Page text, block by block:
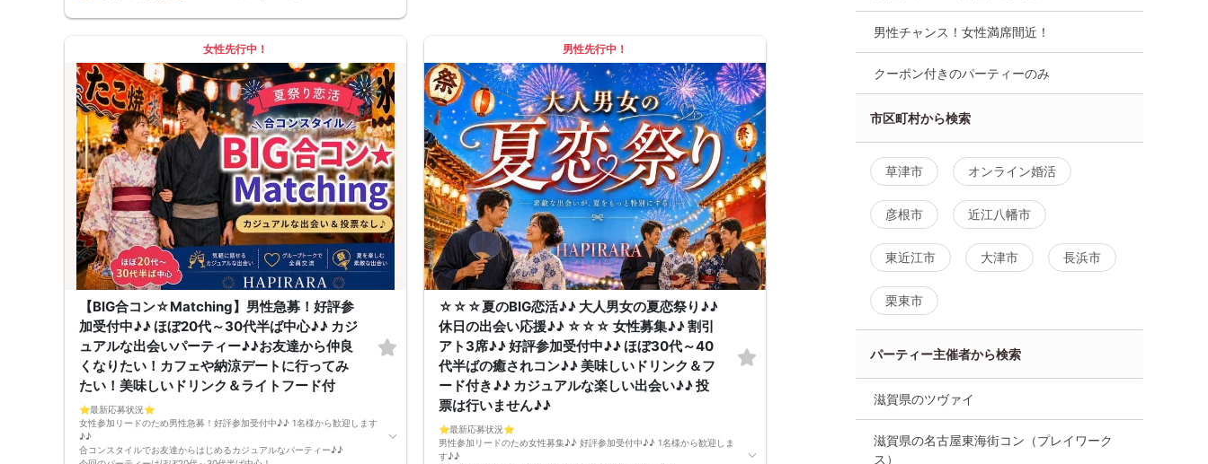
魅力♪♪
「まずはお友達から仲良くなりたい♪」
「気になる人とカフェや納涼デートに行ってみたい♪」
そんな想いにぴったりの コンパ風のライトな恋活イベント です。
どこか懐かしい空気感の中で皆さんでおしゃべりする時間は、きっと笑顔
があふれるはず♪♪
そろそろ・・・前向きなご縁を見つけるきっかけを♡
～開催形式について～
ゆったり着席スタイル♪♪
美味しいドリンクをサービス♡（ソフトドリンク・ノンアルカクテル・カ
クテル・ビール等♪♪）
連絡先交換自由♪♪ 次に繋がりやすい♪♪
【お支払い方法】
当日現金払い♪
楽々♪クレジット払い♪
＜申込画面でいずれかを選択ください＞
※お申し込み後、即時でお客様のお席を確保しています♪
規定のキャンセルポリシーが適用されます。ご確認の上、お申込み願いま
す。
男女調整・お席の確保等を行っております運営都合上、ご理解をお願いし
ます。
【会場での受付】
10分前より受付♪
【ご参加規約】
開催中のマスク着用は任意とさせていただきます。
ドリンクメニュー・フード類については店舗により若干変更する場合があ
ります。
お申込み願います。
お席の確保等を行っております運営都合上、ご理解をお願いします。
最少催行人数2対2～
ただし当日欠席による人数減少は不可抗力のため返金は行いません。
・当日、現金払いOK！
・事前にクレジットカード払いもOK（申込時に選択可能）
📌【参加にあたってのご案内】
・お申込み完了後、お席を確保いたします
・キャンセルには所定のポリシーが適用されますのでご確認ください
・マスク着用は任意です（気になる方はご自身の判断で着用可能）
💘＼人気イベントのためお早めに！／
「街コンって緊張するかも…」という方も安心。
気軽に参加できて、楽しく出会える週末のひとときを一緒に過ごしません
か？
恋のきっかけは、ここから！
あなたのご参加、お待ちしております✨
女性先行中！
【BIG合コン☆Matching】男性急募！好評参
加受付中♪♪ ほぼ20代～30代半ば中心♪♪ カジ
ュアルな出会いパーティー♪♪お友達から仲良
くなりたい！カフェや納涼デートに行ってみ
たい！美味しいドリンク＆ライトフード付
⭐️最新応募状況⭐️
女性参加リードのため男性急募！好評参加受付中♪♪ 1名様から歓迎します
♪♪
合コンスタイルでお友達からはじめるカジュアルなパーティー♪♪
男性先行中！
☆☆☆夏のBIG恋活♪♪ 大人男女の夏恋祭り♪♪
休日の出会い応援♪♪ ☆☆☆ 女性募集♪♪ 割引
アト3席♪♪ 好評参加受付中♪♪ ほぼ30代～40
代半ばの癒されコン♪♪ 美味しいドリンク＆フ
ード付き♪♪ カジュアルな楽しい出会い♪♪ 投
票は行いません♪♪
⭐️最新応募状況⭐️
男性参加リードのため女性募集♪♪ 好評参加受付中♪♪ 1名様から歓迎しま
す♪♪
男性チャンス！女性満席間近！
クーポン付きのパーティーのみ
市区町村から検索
草津市 オンライン婚活
彦根市 近江八幡市
東近江市 大津市 長浜市
栗東市
パーティー主催者から検索
滋賀県のツヴァイ
滋賀県の名古屋東海街コン（プレイワーク
ス）